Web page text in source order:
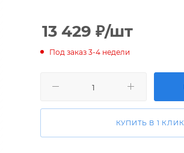
13 429 ₽/шт
Под заказ 3-4 недели
КУПИТЬ В 1 КЛИК